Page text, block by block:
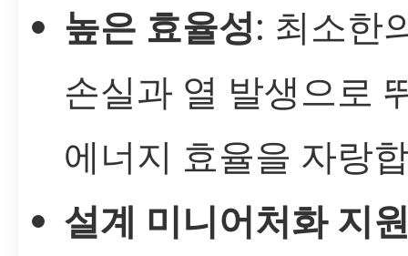
높은 효율성: 최소한
손실과 열 발생으로
에너지 효율을 자랑
설계 미니어처화 지